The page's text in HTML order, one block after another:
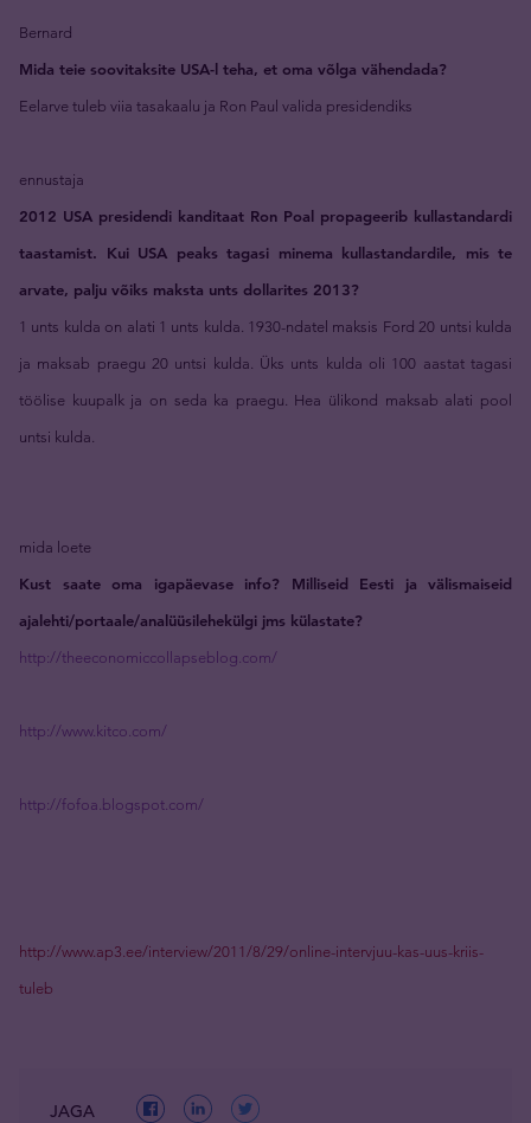
Bernard
Mida teie soovitaksite USA-l teha, et oma võlga vähendada?
Eelarve tuleb viia tasakaalu ja Ron Paul valida presidendiks
ennustaja
2012 USA presidendi kanditaat Ron Poal propageerib kullastandardi
taastamist. Kui USA peaks tagasi minema kullastandardile, mis te
arvate, palju võiks maksta unts dollarites 2013?
1 unts kulda on alati 1 unts kulda. 1930-ndatel maksis Ford 20 untsi kulda
ja maksab praegu 20 untsi kulda. Üks unts kulda oli 100 aastat tagasi
töölise kuupalk ja on seda ka praegu. Hea ülikond maksab alati pool
untsi kulda.
mida loete
Kust saate oma igapäevase info? Milliseid Eesti ja välismaiseid
ajalehti/portaale/analüüsilehekülgi jms külastate?
http://theeconomiccollapseblog.com/
http://www.kitco.com/
http://fofoa.blogspot.com/
http://www.ap3.ee/interview/2011/8/29/online-intervjuu-kas-uus-kriis-
tuleb
JAGA